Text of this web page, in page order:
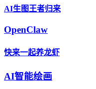
AI生图王者归来
OpenClaw
快来一起养龙虾
AI智能绘画